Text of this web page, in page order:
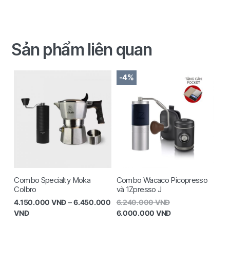
Sản phẩm liên quan
Combo Specialty Moka
Colbro
4.150.000 VNĐ–6.450.000
VNĐ
-4%
Combo Wacaco Picopresso
và 1Zpresso J
6.240.000VNĐ
6.000.000 VNĐ